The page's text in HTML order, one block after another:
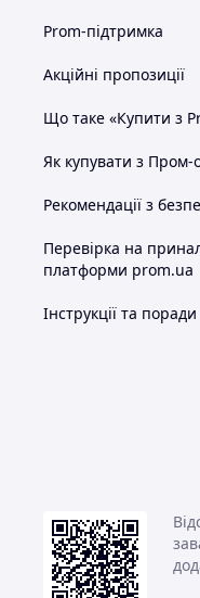
Prom-підтримка
Акційні пропозиції
Що таке «Купити з
Як купувати з Пром-
Рекомендації з
Перевірка на
платформи prom.ua
Інструкції та поради